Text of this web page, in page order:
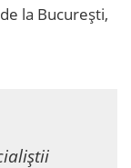
la București,